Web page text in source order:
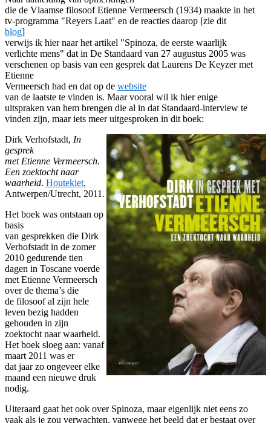
die de Vlaamse filosoof Etienne Vermeersch (1934) maakte in het
tv-programma "Reyers Laat" en de reacties daarop [zie dit
blog]
verwijs ik hier naar het artikel "Spinoza, de eerste waarlijk
verlichte mens" dat in De Standaard van 27 augustus 2005 was
verschenen op basis van een gesprek dat Laurens De Keyzer met
Etienne
Vermeersch had en dat op de website
van de laatste te vinden is. Maar vooral wil ik hier enige
uitspraken van hem brengen die al in dat Standaard-interview te
vinden zijn, maar iets meer uitgesproken in dit boek:
Dirk Verhofstadt, In
gesprek
met Etienne Vermeersch.
Een zoektocht naar
waarheid. Houtekiet,
Antwerpen/Utrecht, 2011.
Het boek was ontstaan op
basis
van gesprekken die Dirk
Verhofstadt in de zomer
2010 gedurende tien
dagen in Toscane voerde
met Etienne Vermeersch
over de thema’s die
de filosoof al zijn hele
leven bezig hadden
gehouden in zijn
zoektocht naar waarheid.
Het boek sloeg aan: vanaf
maart 2011 was er
dat jaar zo ongeveer elke
maand een nieuwe druk
nodig.
Uiteraard gaat het ook over Spinoza, maar eigenlijk niet eens zo
vaak als je zou verwachten, vanwege het beeld dat er bestaat over